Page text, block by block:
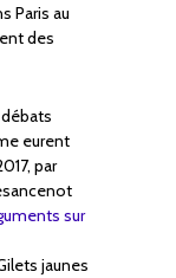
Paris au
des
eurent
par
sur
jaunes